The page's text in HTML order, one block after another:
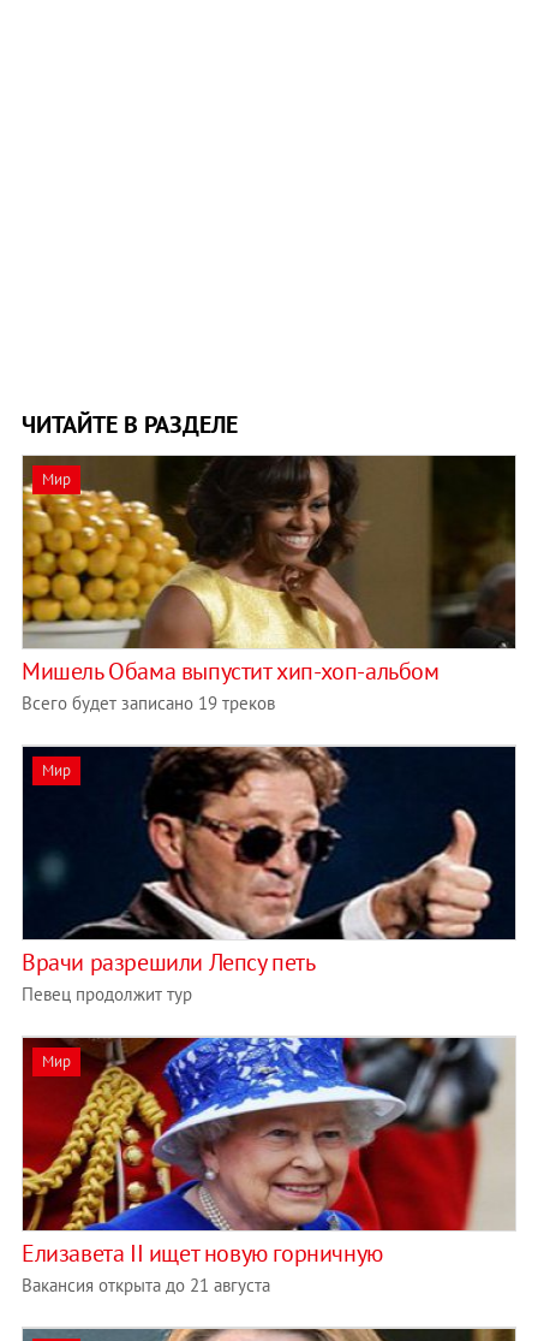
ЧИТАЙТЕ В РАЗДЕЛЕ
Мир
Мишель Обама выпустит хип-хоп-альбом
Всего будет записано 19 треков
Мир
Врачи разрешили Лепсу петь
Певец продолжит тур
Мир
Елизавета II ищет новую горничную
Вакансия открыта до 21 августа